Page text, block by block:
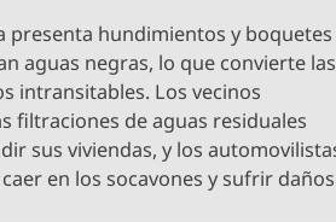
presenta hundimientos y boquetes
aguas negras, lo que convierte las
intransitables. Los vecinos
filtraciones de aguas residuales
sus viviendas, y los
en los socavones y sufrir daños